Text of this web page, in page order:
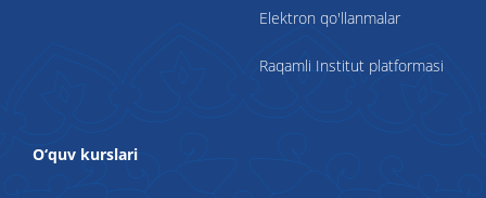
Elektron qo'llanmalar
Raqamli Institut platformasi
O‘quv kurslari